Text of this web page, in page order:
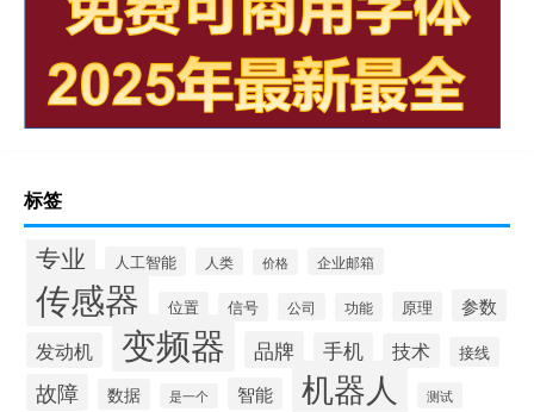
标签
专业 人工智能 人类 价格 企业邮箱
传感器 位置 信号 公司 功能 原理 参数
发动机 变频器 品牌 手机 技术 接线
故障 数据 是一个 智能 机器人 测试